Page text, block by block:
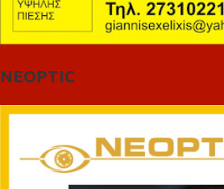
NEOPTIC